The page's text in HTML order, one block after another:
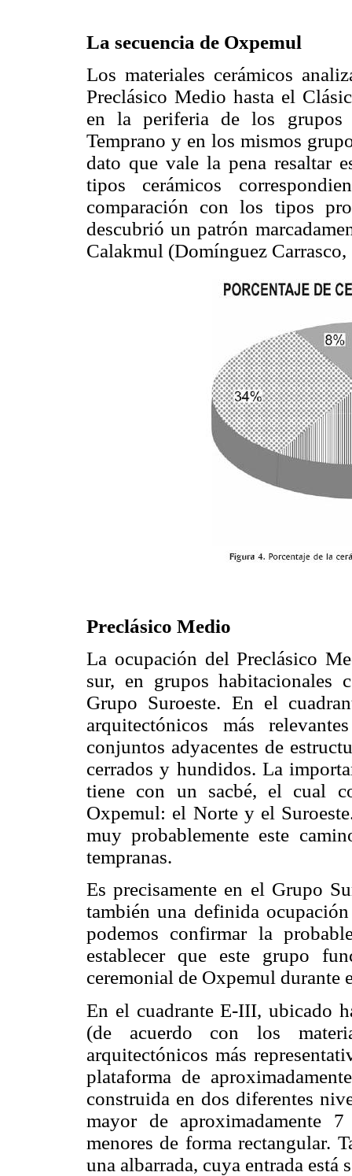
La secuencia de Oxpemul
Los materiales cerámicos
Preclásico Medio hasta el
en la periferia de los grupos
Temprano y en los mismos
dato que vale la pena resaltar
tipos cerámicos
comparación con los tipos
descubrió un patrón
Calakmul (Domínguez
Preclásico Medio
La ocupación del Preclásico
sur, en grupos habitacionales
Grupo Suroeste. En el
arquitectónicos más
conjuntos adyacentes de
cerrados y hundidos. La
tiene con un sacbé, el cual
Oxpemul: el Norte y el
muy probablemente este
tempranas.
Es precisamente en el Grupo
también una definida
podemos confirmar la
establecer que este grupo
ceremonial de Oxpemul durante
En el cuadrante E-III, ubicado
(de acuerdo con los
arquitectónicos más
plataforma de
construida en dos diferentes
mayor de aproximadamente
menores de forma rectangular.
una albarrada, cuya entrada está